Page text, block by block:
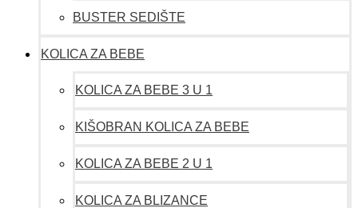
BUSTER SEDIŠTE
KOLICA ZA BEBE
KOLICA ZA BEBE 3 U 1
KIŠOBRAN KOLICA ZA BEBE
KOLICA ZA BEBE 2 U 1
KOLICA ZA BLIZANCE